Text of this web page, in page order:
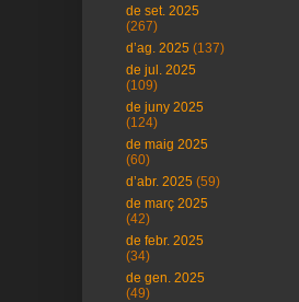
de set. 2025
(267)
d’ag. 2025 (137)
de jul. 2025
(109)
de juny 2025
(124)
de maig 2025
(60)
d’abr. 2025 (59)
de març 2025
(42)
de febr. 2025
(34)
de gen. 2025
(49)